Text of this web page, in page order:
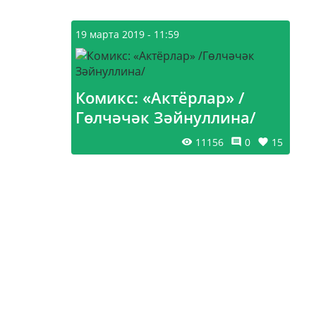
19 марта 2019 - 11:59
Комикс: «Актёрлар» /
Гөлчәчәк Зәйнуллина/
11156 0 15